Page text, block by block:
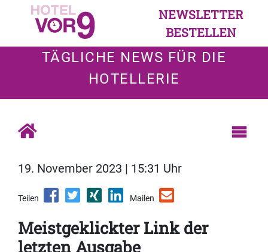
NEWSLETTER
BESTELLEN
TÄGLICHE NEWS FÜR DIE
HOTELLERIE
19. November 2023 | 15:31 Uhr
Teilen Mailen
Meistgeklickter Link der
letzten Ausgabe